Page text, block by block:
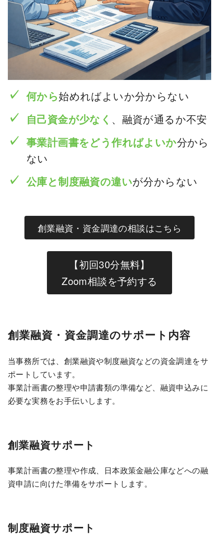
何から始めればよいか分からない
自己資金が少なく 、融資が通るか不安
事業計画書をどう作ればよいか分から
ない
公庫と制度融資の違いが分からない
創業融資・資金調達の相談はこちら
【初回30分無料】
Zoom相談を予約する
創業融資・資金調達のサポート内容
当事務所では、創業融資や制度融資などの資金調達をサ
ポートしています。
事業計画書の整理や申請書類の準備など、融資申込みに
必要な実務をお手伝いします。
創業融資サポート
事業計画書の整理や作成、日本政策金融公庫などへの融
資申請に向けた準備をサポートします。
制度融資サポート